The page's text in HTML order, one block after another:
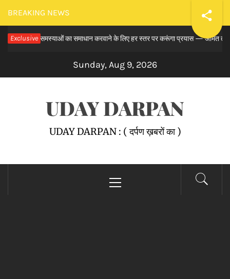
Skip
to
content
BREAKING NEWS
Exclusive
समस्याओं का समाधान करवाने के लिए हर स्तर पर करूंगा प्रयास — अमित तनेजा
Sunday, Aug 9, 2026
UDAY DARPAN
UDAY DARPAN : ( दर्पण ख़बरों का )
Menu